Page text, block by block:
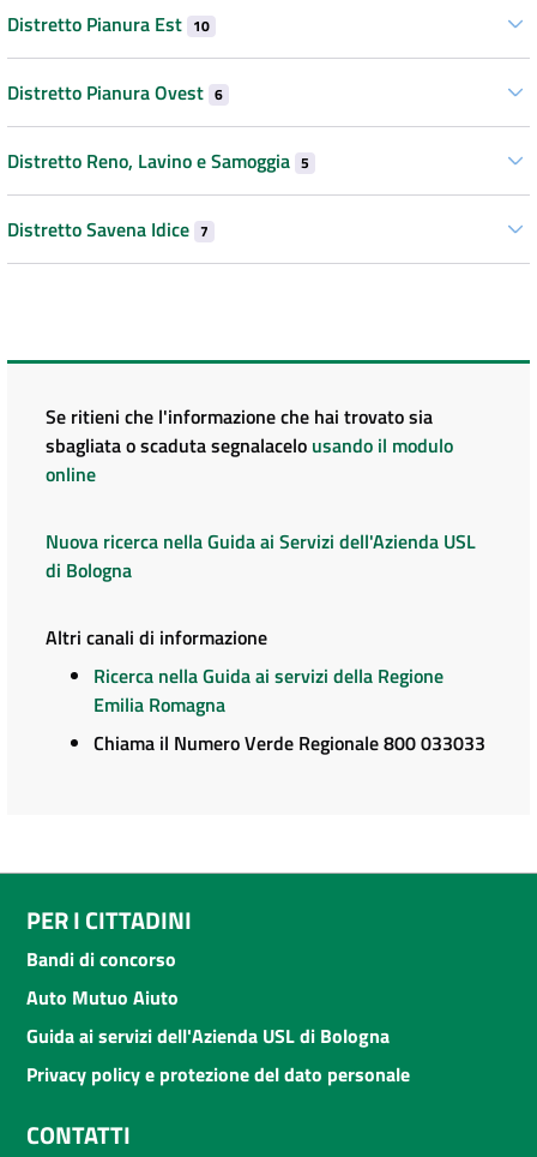
Distretto Pianura Est 10
Distretto Pianura Ovest 6
Distretto Reno, Lavino e Samoggia 5
Distretto Savena Idice 7
Se ritieni che l'informazione che hai trovato sia
sbagliata o scaduta segnalacelo usando il modulo
online
Nuova ricerca nella Guida ai Servizi dell'Azienda USL
di Bologna
Altri canali di informazione
Ricerca nella Guida ai servizi della Regione
Emilia Romagna
Chiama il Numero Verde Regionale 800 033033
PER I CITTADINI
Bandi di concorso
Auto Mutuo Aiuto
Guida ai servizi dell'Azienda USL di Bologna
Privacy policy e protezione del dato personale
CONTATTI